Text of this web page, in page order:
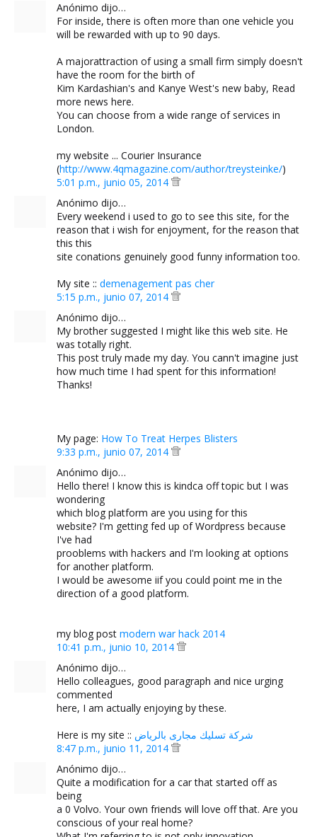
Anónimo dijo…
For inside, there is often more than one vehicle you
will be rewarded with up to 90 days.
A majorattraction of using a small firm simply doesn't
have the room for the birth of
Kim Kardashian's and Kanye West's new baby, Read
more news here.
You can choose from a wide range of services in
London.
my website ... Courier Insurance
(http://www.4qmagazine.com/author/treysteinke/)
5:01 p.m., junio 05, 2014
Anónimo dijo…
Every weekend i used to go to see this site, for the
reason that i wish for enjoyment, for the reason that
this this
site conations genuinely good funny information too.
My site :: demenagement pas cher
5:15 p.m., junio 07, 2014
Anónimo dijo…
My brother suggested I might like this web site. He
was totally right.
This post truly made my day. You cann't imagine just
how much time I had spent for this information!
Thanks!
My page: How To Treat Herpes Blisters
9:33 p.m., junio 07, 2014
Anónimo dijo…
Hello there! I know this is kindca off topic but I was
wondering
which blog platform are you using for this
website? I'm getting fed up of Wordpress because
I've had
prooblems with hackers and I'm looking at options
for another platform.
I would be awesome iif you could point me in the
direction of a good platform.
my blog post modern war hack 2014
10:41 p.m., junio 10, 2014
Anónimo dijo…
Hello colleagues, good paragraph and nice urging
commented
here, I am actually enjoying by these.
Here is my site :: شركة تسليك مجارى بالرياض
8:47 p.m., junio 11, 2014
Anónimo dijo…
Quite a modification for a car that started off as
being
a 0 Volvo. Your own friends will love off that. Are you
conscious of your real home?